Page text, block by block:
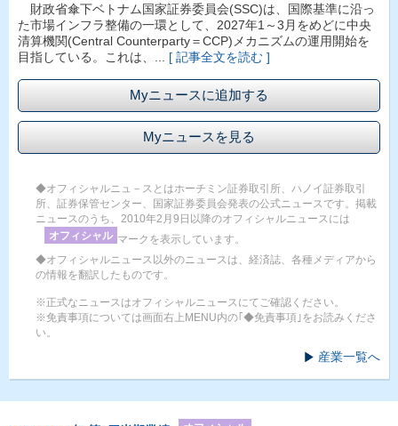
財政省傘下ベトナム国家証券委員会(SSC)は、国際基準に沿っ
た市場インフラ整備の一環として、2027年1～3月をめどに中央
清算機関(Central Counterparty＝CCP)メカニズムの運用開始を
目指している。これは、... [ 記事全文を読む ]
Myニュースに追加する
Myニュースを見る
◆オフィシャルニュ－スとはホーチミン証券取引所、ハノイ証券取引
所、証券保管センター、国家証券委員会発表の公式ニュースです。掲載
ニュースのうち、2010年2月9日以降のオフィシャルニュースには
オフィシャル マークを表示しています。
◆オフィシャルニュース以外のニュースは、経済誌、各種メディアから
の情報を翻訳したものです。
※正式なニュースはオフィシャルニュースにてご確認ください。
※免責事項については画面右上MENU内の｢◆免責事項｣をお読みくださ
い。
産業一覧へ